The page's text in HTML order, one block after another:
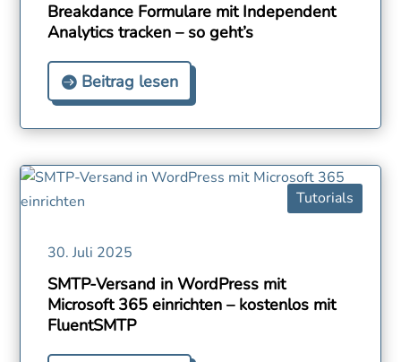
Breakdance Formulare mit Independent
Analytics tracken – so geht’s
Beitrag lesen
Tutorials
30. Juli 2025
SMTP-Versand in WordPress mit
Microsoft 365 einrichten – kostenlos mit
FluentSMTP